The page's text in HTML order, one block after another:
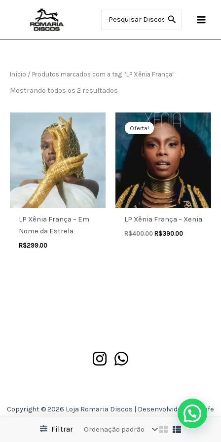
conteúdo
Início / Produtos marcados com a tag “LP Xênia França”
Mostrando todos os 2 resultados
Filtrar
LP Xênia França – Em
Nome da Estrela
R$299.00
Oferta!
LP Xênia França – Xenia
R$400.00
O
preço
original
era:
R$400.00.
R$390.00
O
preço
atual
R$390.00.
Copyright © 2026 Loja Romaria Discos | Desenvolvido porAsafe